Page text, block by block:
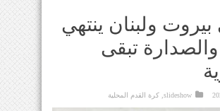
بيروت ولبنان ينتهي
والصدارة تبقى
slideshow كرة القدم المحلية